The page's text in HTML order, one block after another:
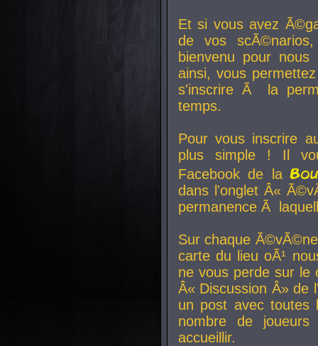
Et si vous avez
de vos
bienvenu pour
ainsi, vous
s'inscrire Ã la
temps.
Pour vous inscrire
plus simple ! Il
Facebook de la
dans l'onglet Â«
permanence Ã
Sur chaque
carte du lieu oÃ¹
ne vous perde sur le
Â« Discussion Â» de
un post avec toutes
nombre de
accueillir.